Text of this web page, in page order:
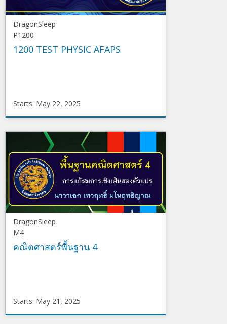
DragonSleep
P1200
1200 TEST PHYSIC AFAPS
Starts: May 22, 2025
P1200
StartsMay
22,
2025
DragonSleep
M4
คณิตศาสตร์พื้นฐาน 4
Starts: May 21, 2025